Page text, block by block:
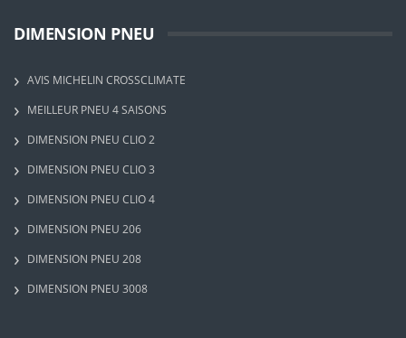
DIMENSION PNEU
AVIS MICHELIN CROSSCLIMATE
MEILLEUR PNEU 4 SAISONS
DIMENSION PNEU CLIO 2
DIMENSION PNEU CLIO 3
DIMENSION PNEU CLIO 4
DIMENSION PNEU 206
DIMENSION PNEU 208
DIMENSION PNEU 3008